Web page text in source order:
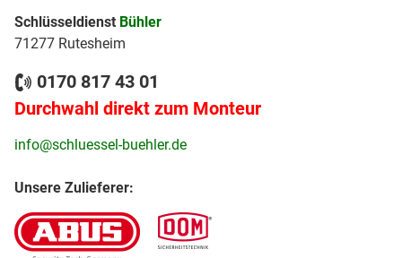
Schlüsseldienst Bühler
71277 Rutesheim
0170 817 43 01
Durchwahl direkt zum Monteur
info@schluessel-buehler.de
Unsere Zulieferer: